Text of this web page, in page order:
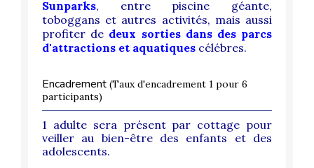
Sunparks, entre piscine géante,
toboggans et autres activités, mais aussi
profiter de deux sorties dans des parcs
d'attractions et aquatiques célébres.
Encadrement (Taux d'encadrement 1 pour 6
participants)
1 adulte sera présent par cottage pour
veiller au bien-être des enfants et des
adolescents.